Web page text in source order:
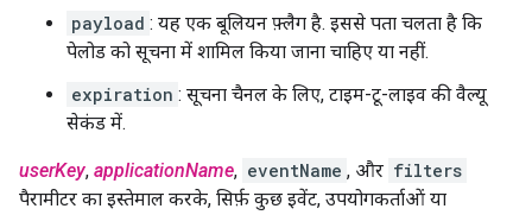
payload : यह एक बूलियन फ़्लैग है. इससे पता चलता है कि
पेलोड को सूचना में शामिल किया जाना चाहिए या नहीं.
expiration : सूचना चैनल के लिए, टाइम-टू-लाइव की वैल्यू
सेकंड में.
userKey, applicationName, eventName , और filters
पैरामीटर का इस्तेमाल करके, सिर्फ़ कुछ इवेंट, उपयोगकर्ताओं या